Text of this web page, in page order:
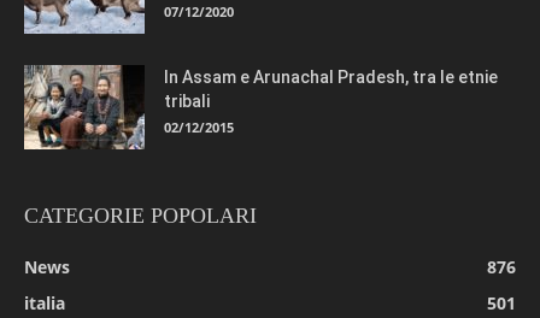
07/12/2020
In Assam e Arunachal Pradesh, tra le etnie
tribali
02/12/2015
CATEGORIE POPOLARI
News
876
italia
501